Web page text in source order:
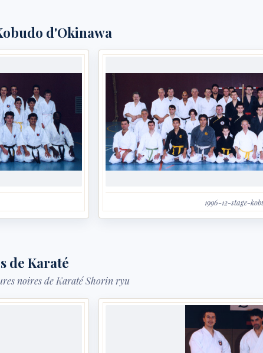
d'Okinawa
1996-12-stage-
de Karaté
noires de Karaté Shorin ryu